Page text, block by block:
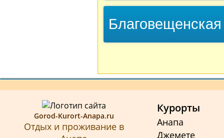
Благовещенская
Gorod-Kurort-Anapa.ru
Отдых и проживание в
Курорты
Анапа
Джемете